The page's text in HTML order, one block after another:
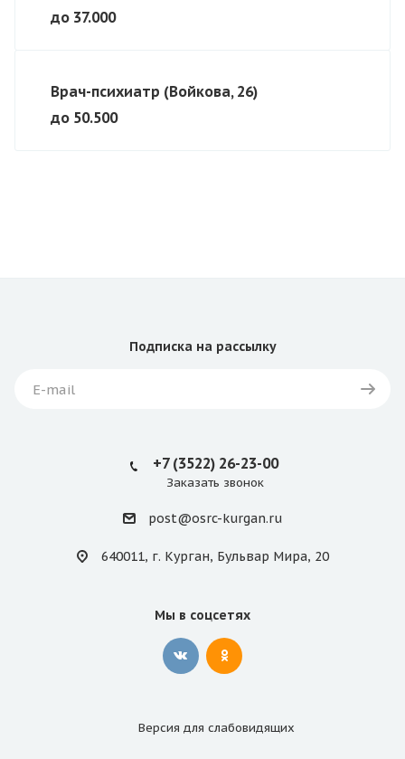
до 37.000
Врач-психиатр (Войкова, 26)
до 50.500
Подписка на рассылку
+7 (3522) 26-23-00
Заказать звонок
post@osrc-kurgan.ru
640011, г. Курган, Бульвар Мира, 20
Мы в соцсетях
Версия для слабовидящих